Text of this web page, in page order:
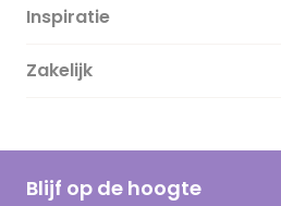
Over ons
Duurzaamheid
Hallmark Kaartclub
Inspiratie
Magazine
Cadeau inspiratie
Kaartinspiratie
Zakelijk
Blijf op de hoogte